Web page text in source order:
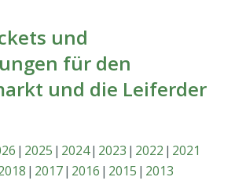
und
für den
und die Leiferder
2025 2024 2023 2022 2021
2017 2016 2015 2013